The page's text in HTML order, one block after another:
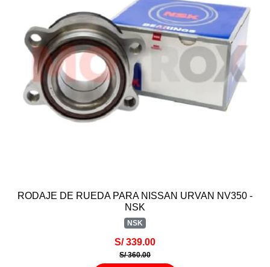
RODAJE DE RUEDA PARA NISSAN URVAN NV350 -
NSK
NSK
S/ 339.00
S/ 360.00